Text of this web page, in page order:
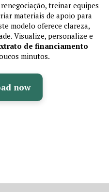
treinar equipes
materiais de apoio para
modelo oferece clareza,
Visualize, personalize e
de financiamento
minutos.
now